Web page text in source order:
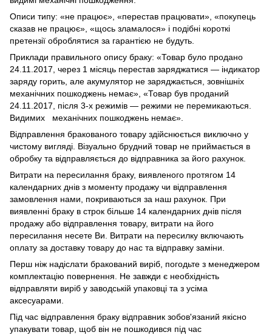
Описи типу: «не працює», «перестав працювати», «покупець
сказав не працює», «щось зламалося» і подібні короткі
претензії оброблятися за гарантією не будуть.
Приклади правильного опису браку: «Товар було продано
24.11.2017, через 1 місяць перестав заряджатися — індикатор
заряду горить, але акумулятор не заряджається, зовнішніх
механічних пошкоджень немає», «Товар був проданий
24.11.2017, після 3-х режимів — режими не перемикаються.
Видимих механічних пошкоджень немає».
Відправлення бракованого товару здійснюється виключно у
чистому вигляді. Візуально брудний товар не приймається в
обробку та відправляється до відправника за його рахунок.
Витрати на пересилання браку, виявленого протягом 14
календарних днів з моменту продажу чи відправлення
замовлення нами, покриваються за наш рахунок. При
виявленні браку в строк більше 14 календарних днів після
продажу або відправлення товару, витрати на його
пересилання несете Ви. Витрати на пересилку включають
оплату за доставку товару до нас та відправку заміни.
Перш ніж надіслати бракований виріб, погодьте з менеджером
комплектацію повернення. Не завжди є необхідність
відправляти виріб у заводській упаковці та з усіма
аксесуарами.
Під час відправлення браку відправник зобов'язаний якісно
упакувати товар, щоб він не пошкодився під час